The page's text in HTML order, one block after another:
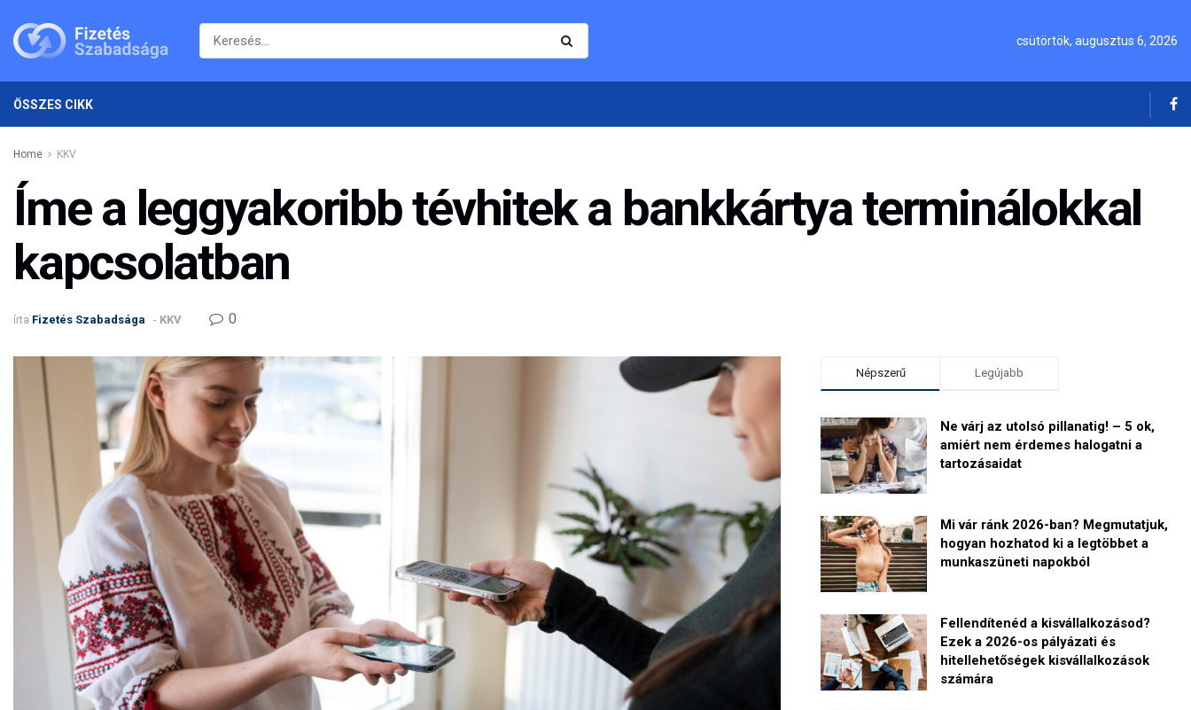
csütörtök, augusztus 6, 2026
ÖSSZES CIKK
Home KKV
Íme a leggyakoribb tévhitek a bankkártya terminálokkal
kapcsolatban
írta Fizetés Szabadsága - KKV 0
Népszerű Legújabb
Ne várj az utolsó pillanatig! – 5 ok,
amiért nem érdemes halogatni a
tartozásaidat
Mi vár ránk 2026-ban? Megmutatjuk,
hogyan hozhatod ki a legtöbbet a
munkaszüneti napokból
Fellendítenéd a kisvállalkozásod?
Ezek a 2026-os pályázati és
hitellehetőségek kisvállalkozások
számára